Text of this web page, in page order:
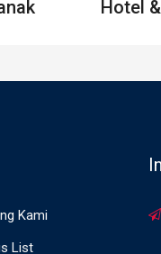
Hotel
Kami
List